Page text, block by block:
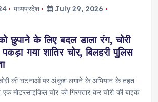
मध्यप्रदेश
July 29, 2026
छुपाने के लिए बदल डाला रंग, चोरी
गया शातिर चोर, बिलहरी पुलिस
की घटनाओं पर अंकुश लगाने के अभियान के तहत
मोटरसाइकिल चोर को गिरफ्तार कर चोरी की बाइक